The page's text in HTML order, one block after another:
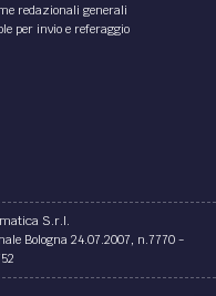
redazionali generali
per invio e referaggio
S.r.l.
Bologna 24.07.2007, n.7770 -